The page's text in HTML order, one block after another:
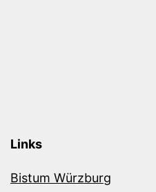
Links
Bistum Würzburg